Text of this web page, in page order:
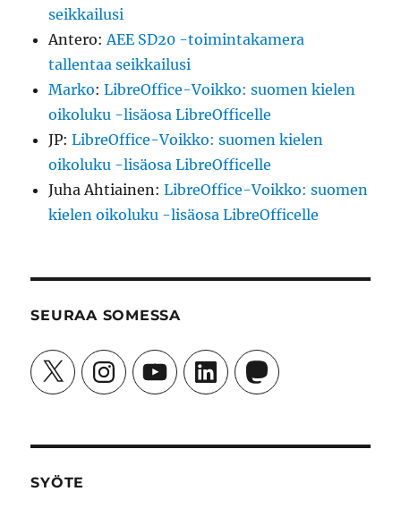
seikkailusi
Antero:AEE SD20 -toimintakamera
tallentaa seikkailusi
Marko:LibreOffice-Voikko: suomen kielen
oikoluku -lisäosa LibreOfficelle
JP:LibreOffice-Voikko: suomen kielen
oikoluku -lisäosa LibreOfficelle
Juha Ahtiainen:LibreOffice-Voikko: suomen
kielen oikoluku -lisäosa LibreOfficelle
SEURAA SOMESSA
X InstagramYouTubeLinkedInMastodon
SYÖTE